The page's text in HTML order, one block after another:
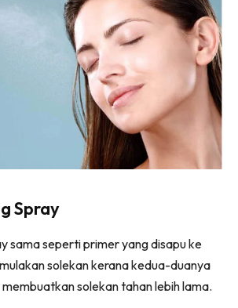
Spray
sama seperti primer yang disapu ke
solekan kerana kedua-duanya
solekan tahan lebih lama.